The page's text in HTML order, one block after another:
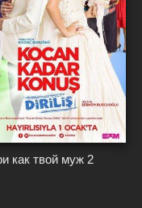
как твой муж 2